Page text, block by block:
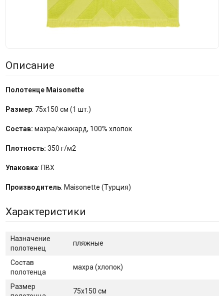
Описание
Полотенце Maisonette
Размер: 75x150 см (1 шт.)
Состав: махра/жаккард, 100% хлопок
Плотность: 350 г/м2
Упаковка: ПВХ
Производитель: Maisonette (Турция)
Характеристики
Назначение
полотенец
пляжные
Состав
полотенца
махра (хлопок)
Размер
75х150 см